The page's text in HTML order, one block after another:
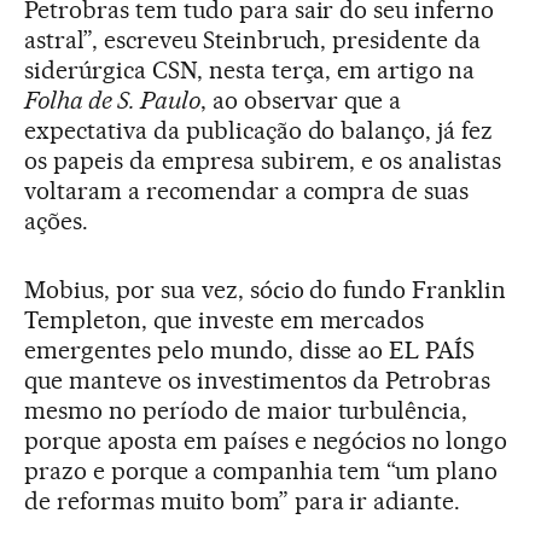
Petrobras tem tudo para sair do seu inferno
astral”, escreveu Steinbruch, presidente da
siderúrgica CSN, nesta terça, em artigo na
Folha de S. Paulo, ao observar que a
expectativa da publicação do balanço, já fez
os papeis da empresa subirem, e os analistas
voltaram a recomendar a compra de suas
ações.
Mobius, por sua vez, sócio do fundo Franklin
Templeton, que investe em mercados
emergentes pelo mundo, disse ao EL PAÍS
que manteve os investimentos da Petrobras
mesmo no período de maior turbulência,
porque aposta em países e negócios no longo
prazo e porque a companhia tem “um plano
de reformas muito bom” para ir adiante.